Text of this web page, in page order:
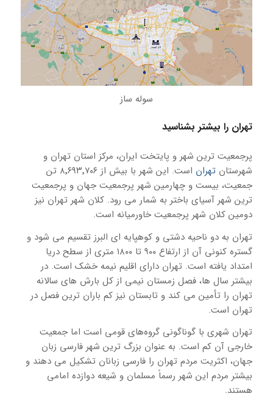
سوله ساز
تهران را بیشتر بشناسید
پرجمعیت ترین شهر و پایتخت ایران، مرکز استان تهران و
شهرستان تهران
است. این شهر با بیش از ۸٬۶۹۳٬۷۰۶ تن
جمعیت، بیست و چهارمین شهر پرجمعیت جهان و پرجمعیت
ترین شهر آسیای باختر به شمار می رود. کلان شهر تهران نیز
دومین کلان شهر پرجمعیت خاورمیانه است.
تهران به دو ناحیه دشتی و کوهپایه ای البرز تقسیم می شود و
گستره کنونی آن از ارتفاع ۹۰۰ تا ۱۸۰۰ متری از سطح دریا
امتداد یافته است. تهران دارای اقلیم نیمه خشک است. در
بیشتر سال ها، فصل زمستان نیمی از کل بارش های سالانه
تهران را تأمین می کند و تابستان نیز کم باران ترین فصل در
تهران است.
تهران شهری با گوناگونی گروه‌های قومی است اما جمعیت
خارجی آن کم است. به عنوان بزرگ ترین شهر فارسی زبان
جهان، اکثریت مردم تهران را فارسی زبانان تشکیل می دهند و
بیشتر مردم این شهر رسماً مسلمان و شیعه دوازده‌ امامی
هستند.